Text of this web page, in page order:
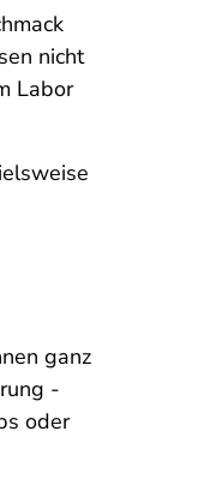
nicht
Labor
ganz
-
oder